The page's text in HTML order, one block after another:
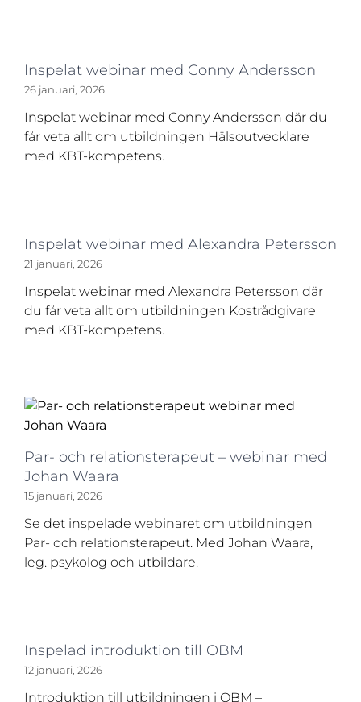
Inspelat webinar med Conny Andersson
26 januari, 2026
Inspelat webinar med Conny Andersson där du
får veta allt om utbildningen Hälsoutvecklare
med KBT-kompetens.
Inspelat webinar med Alexandra Petersson
21 januari, 2026
Inspelat webinar med Alexandra Petersson där
du får veta allt om utbildningen Kostrådgivare
med KBT-kompetens.
Par- och relationsterapeut – webinar med
Johan Waara
15 januari, 2026
Se det inspelade webinaret om utbildningen
Par- och relationsterapeut. Med Johan Waara,
leg. psykolog och utbildare.
Inspelad introduktion till OBM
12 januari, 2026
Introduktion till utbildningen i OBM –